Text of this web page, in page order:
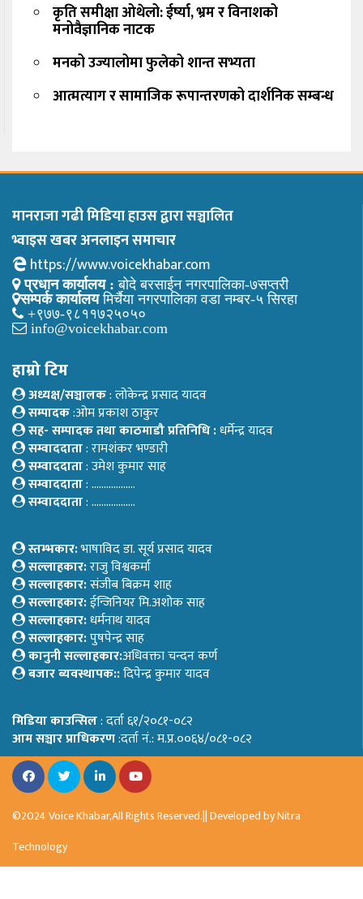
कृति समीक्षा ओथेलो: ईर्ष्या, भ्रम र विनाशको
मनोवैज्ञानिक नाटक
मनको उज्यालोमा फुलेको शान्त सभ्यता
आत्मत्याग र सामाजिक रूपान्तरणको दार्शनिक सम्बन्ध
मानराजा गढी मिडिया हाउस द्वारा सञ्चालित
भ्वाइस खबर अनलाइन समाचार
https://www.voicekhabar.com
प्रधान कार्यालय : बोदे बरसाईन नगरपालिका-७सप्तरी
सम्पर्क कार्यालयमिर्चैया नगरपालिका वडा नम्बर-५ सिरहा
+९७७-९८११७२५०५०
info@voicekhabar.com
हाम्रो टिम
अध्यक्ष/सञ्चालक: लोकेन्द्र प्रसाद यादव
सम्पादक:ओम प्रकाश ठाकुर
सह- सम्पादक तथा काठमाडौ प्रतिनिधि :धर्मेन्द्र यादव
सम्वाददाता: रामशंकर भण्डारी
सम्वाददाता: उमेश कुमार साह
सम्वाददाता: ………………
सम्वाददाता: ………………
स्तम्भकार:भाषाविद डा. सूर्य प्रसाद यादव
सल्लाहकार:राजु विश्वकर्मा
सल्लाहकार:संजीब बिक्रम शाह
सल्लाहकार:ईन्जिनियर मि.अशोक साह
सल्लाहकार:धर्मनाथ यादव
सल्लाहकार:पुषपेन्द्र साह
कानुनी सल्लाहकार:अधिवक्ता चन्दन कर्ण
बजार ब्यवस्थापक::दिपेन्द्र कुमार यादव
मिडिया काउन्सिल: दर्ता ६१/२०८१-०८२
आम सञ्चार प्राधिकरण:दर्ता नं.: म.प्र.००६४/०८१-०८२
©2024 Voice Khabar,All Rights Reserved.|| Developed byNitra
Technology